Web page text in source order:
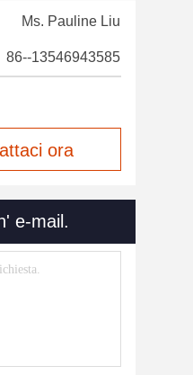
Ms. Pauline Liu
86--13546943585
ora
e-mail.